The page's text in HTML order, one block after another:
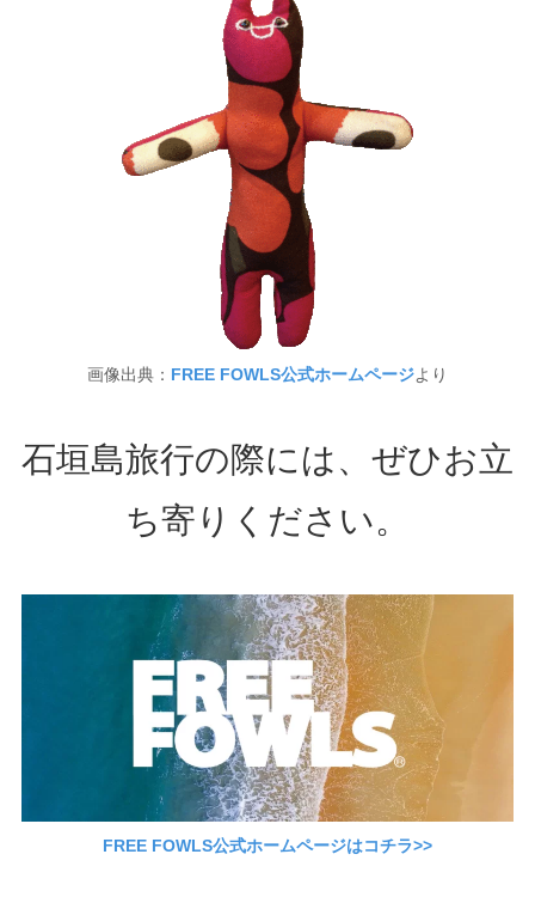
画像出典： FREE FOWLS公式ホームページより
石垣島旅行の際には、ぜひお立
ち寄りください。
FREE FOWLS公式ホームページはコチラ>>